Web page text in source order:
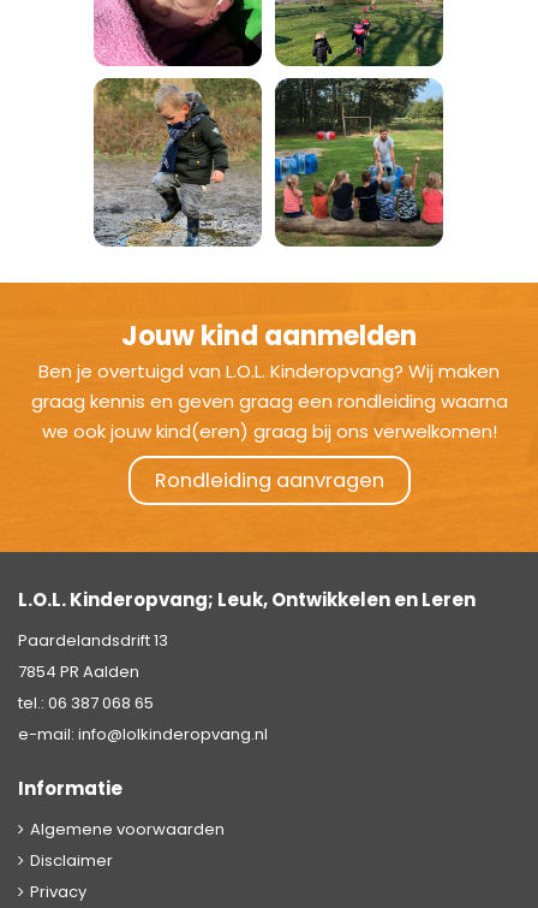
Jouw kind aanmelden
Ben je overtuigd van L.O.L. Kinderopvang? Wij maken
graag kennis en geven graag een rondleiding waarna
we ook jouw kind(eren) graag bij ons verwelkomen!
Rondleiding aanvragen
L.O.L. Kinderopvang; Leuk, Ontwikkelen en Leren
Paardelandsdrift 13
7854 PR Aalden
tel.: 06 387 068 65
e-mail: info@lolkinderopvang.nl
Informatie
Algemene voorwaarden
Disclaimer
Privacy